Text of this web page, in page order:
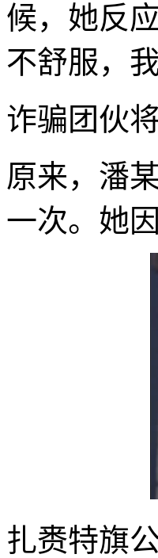
候，她反
不舒服，
诈骗团伙
原来，潘
一次。她
扎赉特旗